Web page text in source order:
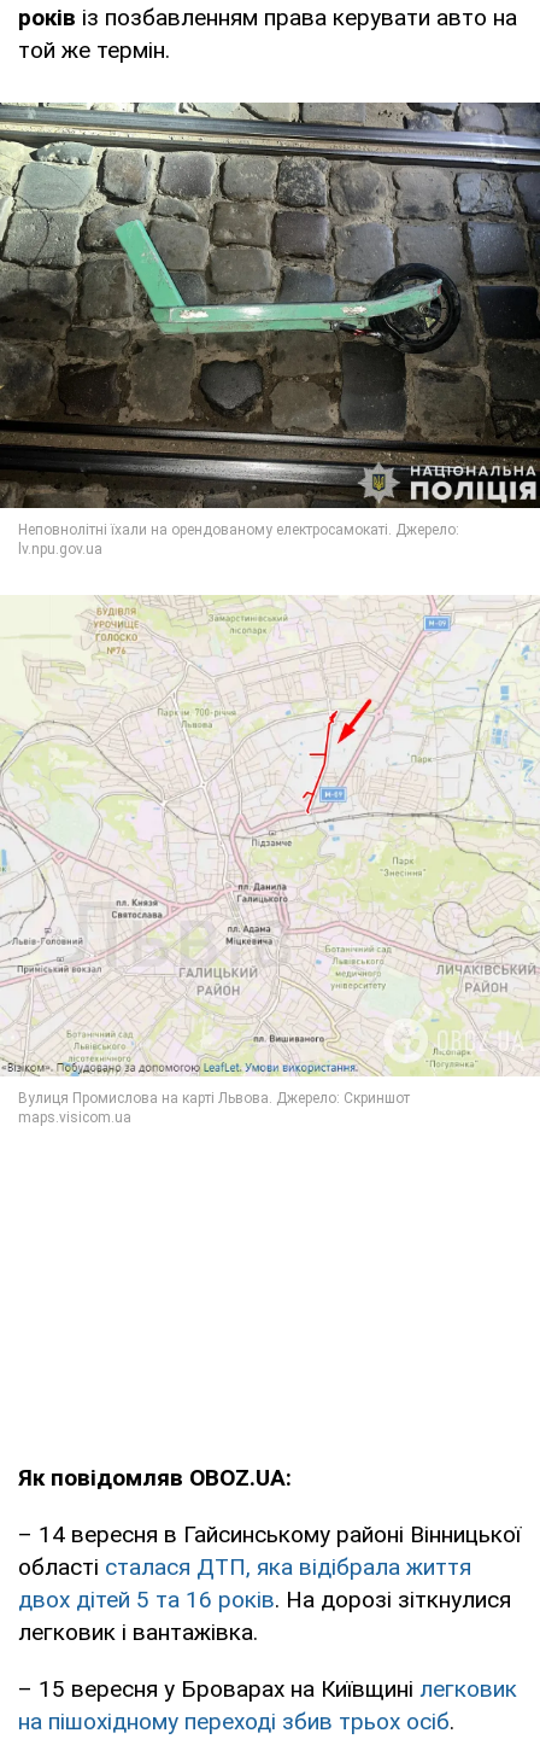
років із позбавленням права керувати авто на
той же термін.
Як повідомляв OBOZ.UA:
– 14 вересня в Гайсинському районі Вінницької
області сталася ДТП, яка відібрала життя
двох дітей 5 та 16 років. На дорозі зіткнулися
легковик і вантажівка.
– 15 вересня у Броварах на Київщині легковик
на пішохідному переході збив трьох осіб.